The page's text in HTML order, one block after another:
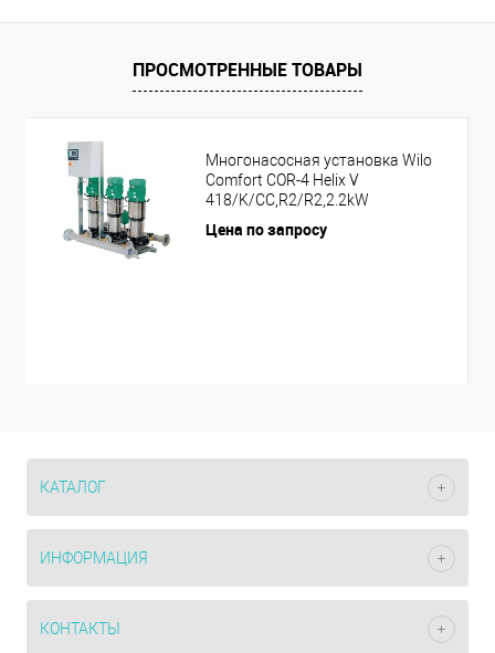
ПРОСМОТРЕННЫЕ ТОВАРЫ
Многонасосная установка Wilo
Comfort COR-4 Helix V
418/K/CC,R2/R2,2.2kW
Цена по запросу
КАТАЛОГ
ИНФОРМАЦИЯ
КОНТАКТЫ